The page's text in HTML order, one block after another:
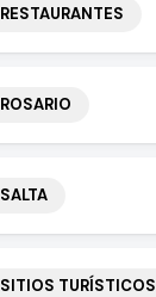
RESTAURANTES
ROSARIO
SALTA
SITIOS TURÍSTICOS